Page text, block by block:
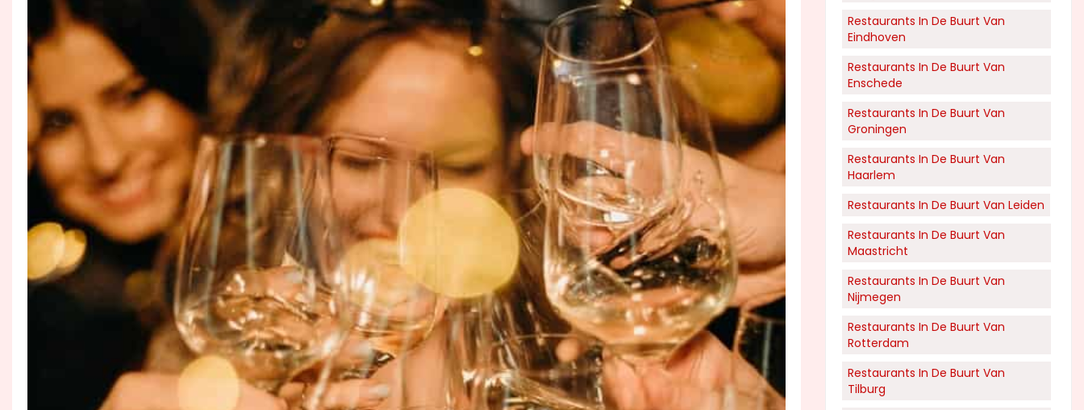
Restaurants In De Buurt Van
Eindhoven
Restaurants In De Buurt Van
Enschede
Restaurants In De Buurt Van
Groningen
Restaurants In De Buurt Van
Haarlem
Restaurants In De Buurt Van Leiden
Restaurants In De Buurt Van
Maastricht
Restaurants In De Buurt Van
Nijmegen
Restaurants In De Buurt Van
Rotterdam
Restaurants In De Buurt Van
Tilburg